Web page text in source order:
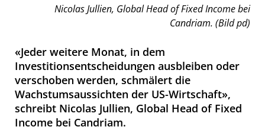
Nicolas Jullien, Global Head of Fixed Income bei
Candriam. (Bild pd)
«Jeder weitere Monat, in dem
Investitionsentscheidungen ausbleiben oder
verschoben werden, schmälert die
Wachstumsaussichten der US-Wirtschaft»,
schreibt Nicolas Jullien, Global Head of Fixed
Income bei Candriam.